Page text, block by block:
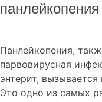
Панлейкопения,
парвовирусная
энтерит,
Это одно из самых